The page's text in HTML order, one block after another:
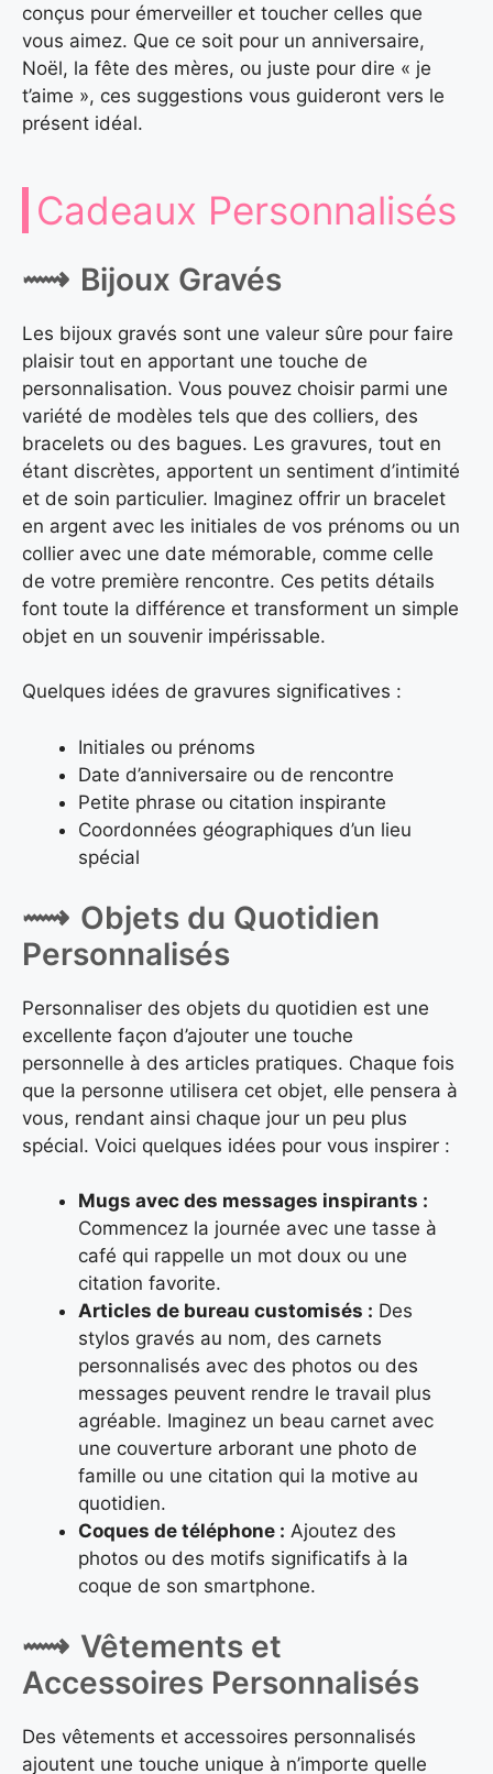
conçus pour émerveiller et toucher celles que
vous aimez. Que ce soit pour un anniversaire,
Noël, la fête des mères, ou juste pour dire « je
t’aime », ces suggestions vous guideront vers le
présent idéal.
Cadeaux Personnalisés
Bijoux Gravés
Les bijoux gravés sont une valeur sûre pour faire
plaisir tout en apportant une touche de
personnalisation. Vous pouvez choisir parmi une
variété de modèles tels que des colliers, des
bracelets ou des bagues. Les gravures, tout en
étant discrètes, apportent un sentiment d’intimité
et de soin particulier. Imaginez offrir un bracelet
en argent avec les initiales de vos prénoms ou un
collier avec une date mémorable, comme celle
de votre première rencontre. Ces petits détails
font toute la différence et transforment un simple
objet en un souvenir impérissable.
Quelques idées de gravures significatives :
Initiales ou prénoms
Date d’anniversaire ou de rencontre
Petite phrase ou citation inspirante
Coordonnées géographiques d’un lieu
spécial
Objets du Quotidien
Personnalisés
Personnaliser des objets du quotidien est une
excellente façon d’ajouter une touche
personnelle à des articles pratiques. Chaque fois
que la personne utilisera cet objet, elle pensera à
vous, rendant ainsi chaque jour un peu plus
spécial. Voici quelques idées pour vous inspirer :
Mugs avec des messages inspirants :
Commencez la journée avec une tasse à
café qui rappelle un mot doux ou une
citation favorite.
Articles de bureau customisés : Des
stylos gravés au nom, des carnets
personnalisés avec des photos ou des
messages peuvent rendre le travail plus
agréable. Imaginez un beau carnet avec
une couverture arborant une photo de
famille ou une citation qui la motive au
quotidien.
Coques de téléphone : Ajoutez des
photos ou des motifs significatifs à la
coque de son smartphone.
Vêtements et
Accessoires Personnalisés
Des vêtements et accessoires personnalisés
ajoutent une touche unique à n’importe quelle